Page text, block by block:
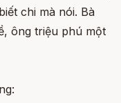
chi mà nói. Bà
ông triệu phú một